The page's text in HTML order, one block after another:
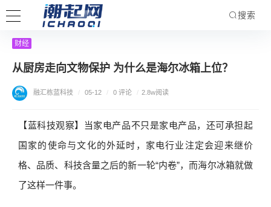
搜索
财经
从厨房走向文物保护 为什么是海尔冰箱上位？
融汇栋蓝科技 / 05-12 / 0 评论 / 2.8w阅读
【蓝科技观察】当家电产品不只是家电产品，还可承担起
国家的使命与文化的外延时，家电行业注定会迎来继价
格、品质、科技含量之后的新一轮“内卷”，而海尔冰箱就做
了这样一件事。